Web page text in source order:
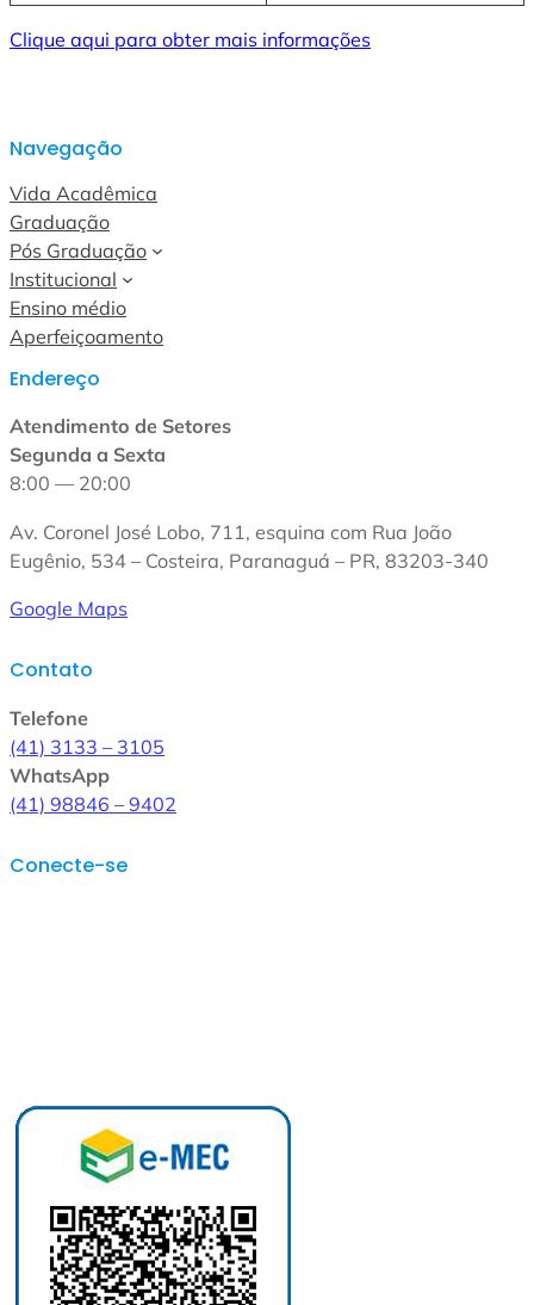
Clique aqui para obter mais informações
Navegação
Vida Acadêmica
Graduação
Pós Graduação
Institucional
Ensino médio
Aperfeiçoamento
Endereço
Atendimento de Setores
Segunda a Sexta
8:00 — 20:00
Av. Coronel José Lobo, 711, esquina com Rua João
Eugênio, 534 – Costeira, Paranaguá – PR, 83203-340
Google Maps
Contato
Telefone
(41) 3133 – 3105
WhatsApp
(41) 98846 – 9402
Conecte-se